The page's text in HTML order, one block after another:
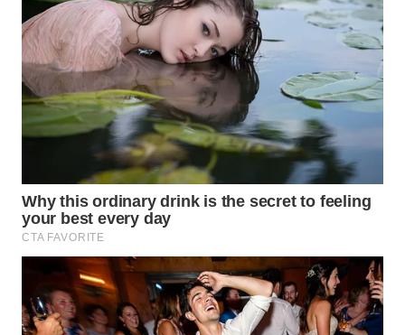
SULUT
WN
MALUKU
WN
DAIRI
WN
DANAU
TOBA